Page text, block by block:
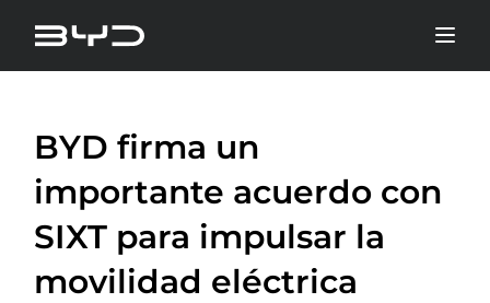
BYD firma un
importante acuerdo con
SIXT para impulsar la
movilidad eléctrica